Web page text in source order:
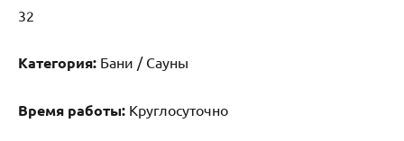
32
Категория: Бани / Сауны
Время работы: Круглосуточно